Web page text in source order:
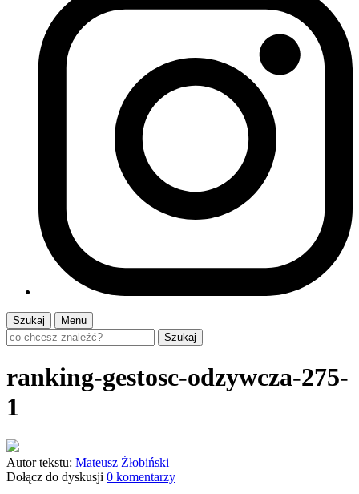
Szukaj
Menu
Szukaj
ranking-gestosc-odzywcza-275-
1
Autor tekstu: Mateusz Żłobiński
Dołącz do dyskusji 0 komentarzy